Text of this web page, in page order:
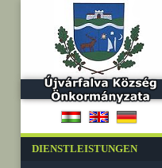
DIENSTLEISTUNGEN